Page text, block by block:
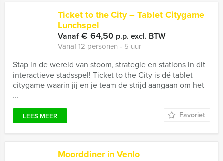
Ticket to the City – Tablet Citygame
Lunchspel
Vanaf€ 64,50 p.p. excl. BTW
Vanaf 12 personen ‐ 5 uur
Stap in de wereld van stoom, strategie en stations in dit
interactieve stadsspel! Ticket to the City is dé tablet
citygame waarin jij en je team de strijd aangaan om het
...
LEES MEER Favoriet
Moorddiner in Venlo